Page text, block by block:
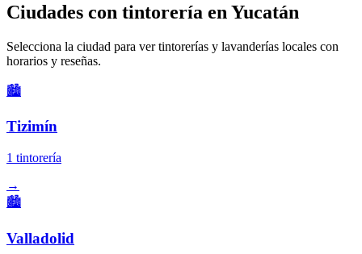
Ciudades con tintorería en Yucatán
Selecciona la ciudad para ver tintorerías y lavanderías locales con
horarios y reseñas.
🏙️
Tizimín
1 tintorería
→
🏙️
Valladolid